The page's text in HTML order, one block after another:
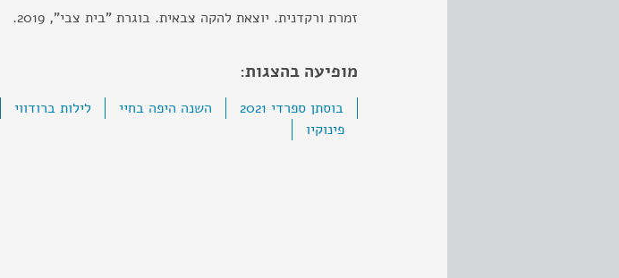
זמרת ורקדנית. יוצאת להקה צבאית. בוגרת "בית צבי", 2019.
מופיעה בהצגות:
בוסתן ספרדי 2021 השנה היפה בחיי לילות ברודווי
פינוקיו